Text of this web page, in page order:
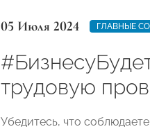
05 Июля 2024 ГЛАВНЫЕ
трудовую
Убедитесь, что